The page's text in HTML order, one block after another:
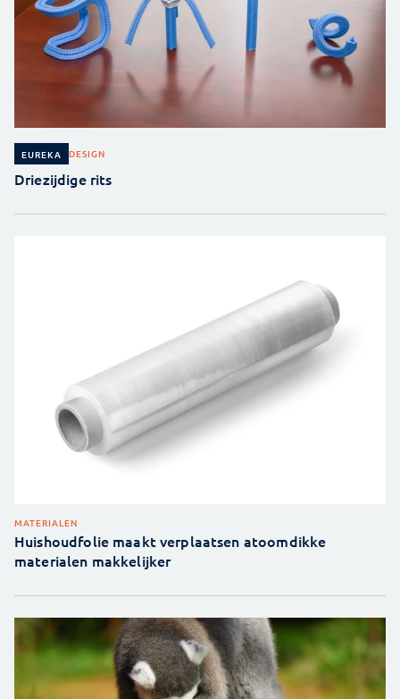
EUREKA DESIGN
Driezijdige rits
MATERIALEN
Huishoudfolie maakt verplaatsen atoomdikke
materialen makkelijker